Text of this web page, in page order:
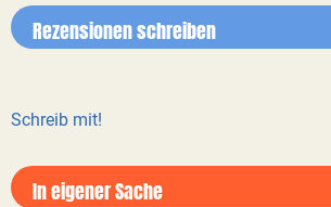
Rezensionen schreiben
Schreib mit!
In eigener Sache